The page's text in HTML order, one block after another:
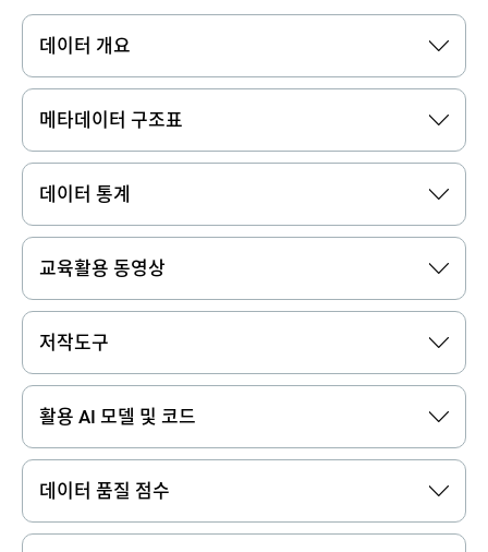
데이터 개요
메타데이터 구조표
데이터 통계
교육활용 동영상
저작도구
활용 AI 모델 및 코드
데이터 품질 점수